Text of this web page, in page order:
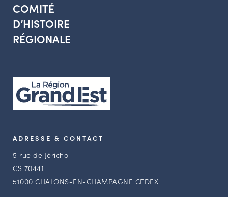
COMITÉ
D’HISTOIRE
RÉGIONALE
ADRESSE & CONTACT
5 rue de Jéricho
CS 70441
51000 CHALONS-EN-CHAMPAGNE CEDEX